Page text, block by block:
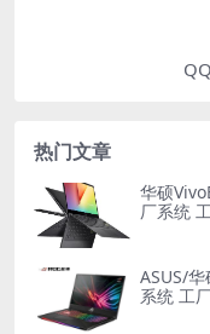
热门文章
华硕
厂系统
ASUS/
系统 工